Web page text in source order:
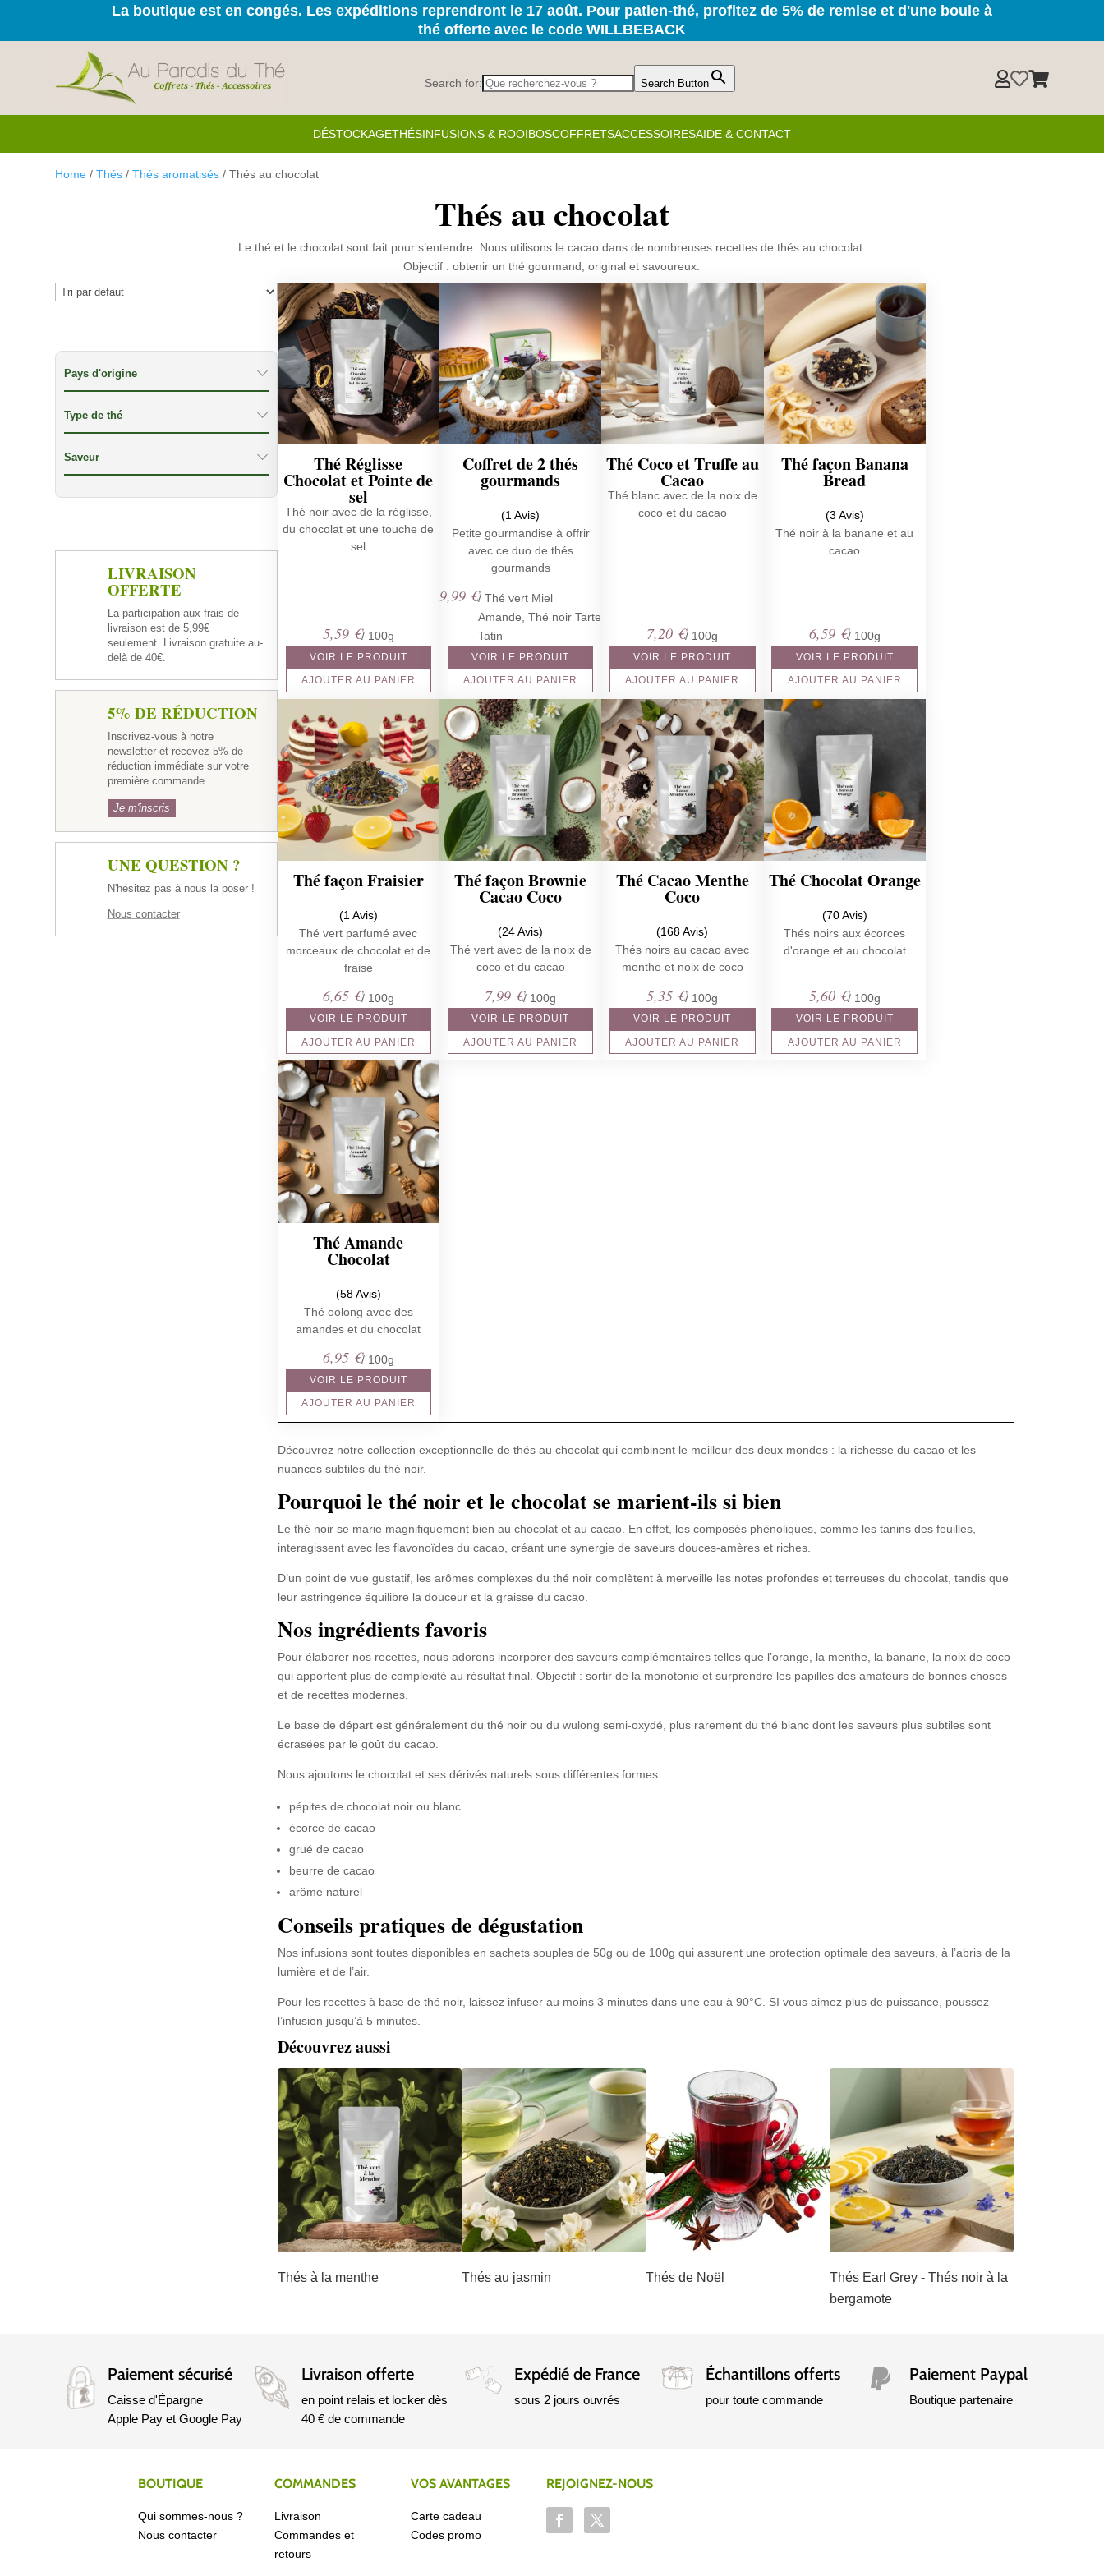
La boutique est en congés. Les expéditions reprendront le 17 août. Pour patien-thé, profitez de 5% de remise et d'une boule à
thé offerte avec le code WILLBEBACK
Search for: Search Button 
DÉSTOCKAGETHÉSINFUSIONS & ROOIBOSCOFFRETSACCESSOIRESAIDE & CONTACT
Home /Thés /Thés aromatisés / Thés au chocolat
Thés au chocolat
Le thé et le chocolat sont fait pour s’entendre. Nous utilisons le cacao dans de nombreuses recettes de thés au chocolat.
Objectif : obtenir un thé gourmand, original et savoureux.
Pays d'origine
Type de thé
Saveur
LIVRAISON
OFFERTE
La participation aux frais de
livraison est de 5,99€
seulement. Livraison gratuite au-
delà de 40€.
5% DE RÉDUCTION
Inscrivez-vous à notre
newsletter et recevez 5% de
réduction immédiate sur votre
première commande.
Je m'inscris
UNE QUESTION ?
N'hésitez pas à nous la poser !
Nous contacter
Thé Réglisse
Chocolat et Pointe de
sel
Thé noir avec de la réglisse,
du chocolat et une touche de
sel
5,59 €/ 100g
VOIR LE PRODUIT
AJOUTER AU PANIER
Coffret de 2 thés
gourmands
(1 Avis)
Petite gourmandise à offrir
avec ce duo de thés
gourmands
9,99 €/ Thé vert Miel
Amande, Thé noir Tarte
Tatin
VOIR LE PRODUIT
AJOUTER AU PANIER
Thé Coco et Truffe au
Cacao
Thé blanc avec de la noix de
coco et du cacao
7,20 €/ 100g
VOIR LE PRODUIT
AJOUTER AU PANIER
Thé façon Banana
Bread
(3 Avis)
Thé noir à la banane et au
cacao
6,59 €/ 100g
VOIR LE PRODUIT
AJOUTER AU PANIER
Thé façon Fraisier
(1 Avis)
Thé vert parfumé avec
morceaux de chocolat et de
fraise
6,65 €/ 100g
VOIR LE PRODUIT
AJOUTER AU PANIER
Thé façon Brownie
Cacao Coco
(24 Avis)
Thé vert avec de la noix de
coco et du cacao
7,99 €/ 100g
VOIR LE PRODUIT
AJOUTER AU PANIER
Thé Cacao Menthe
Coco
(168 Avis)
Thés noirs au cacao avec
menthe et noix de coco
5,35 €/ 100g
VOIR LE PRODUIT
AJOUTER AU PANIER
Thé Chocolat Orange
(70 Avis)
Thés noirs aux écorces
d'orange et au chocolat
5,60 €/ 100g
VOIR LE PRODUIT
AJOUTER AU PANIER
Thé Amande
Chocolat
(58 Avis)
Thé oolong avec des
amandes et du chocolat
6,95 €/ 100g
VOIR LE PRODUIT
AJOUTER AU PANIER
Découvrez notre collection exceptionnelle de thés au chocolat qui combinent le meilleur des deux mondes : la richesse du cacao et les
nuances subtiles du thé noir.
Pourquoi le thé noir et le chocolat se marient-ils si bien
Le thé noir se marie magnifiquement bien au chocolat et au cacao. En effet, les composés phénoliques, comme les tanins des feuilles,
interagissent avec les flavonoïdes du cacao, créant une synergie de saveurs douces-amères et riches.
D’un point de vue gustatif, les arômes complexes du thé noir complètent à merveille les notes profondes et terreuses du chocolat, tandis que
leur astringence équilibre la douceur et la graisse du cacao.
Nos ingrédients favoris
Pour élaborer nos recettes, nous adorons incorporer des saveurs complémentaires telles que l’orange, la menthe, la banane, la noix de coco
qui apportent plus de complexité au résultat final. Objectif : sortir de la monotonie et surprendre les papilles des amateurs de bonnes choses
et de recettes modernes.
Le base de départ est généralement du thé noir ou du wulong semi-oxydé, plus rarement du thé blanc dont les saveurs plus subtiles sont
écrasées par le goût du cacao.
Nous ajoutons le chocolat et ses dérivés naturels sous différentes formes :
pépites de chocolat noir ou blanc
écorce de cacao
grué de cacao
beurre de cacao
arôme naturel
Conseils pratiques de dégustation
Nos infusions sont toutes disponibles en sachets souples de 50g ou de 100g qui assurent une protection optimale des saveurs, à l’abris de la
lumière et de l’air.
Pour les recettes à base de thé noir, laissez infuser au moins 3 minutes dans une eau à 90°C. SI vous aimez plus de puissance, poussez
l’infusion jusqu’à 5 minutes.
Découvrez aussi
Thés à la menthe Thés au jasmin Thés de Noël
Thés Earl Grey - Thés noir à la
bergamote
Paiement sécurisé
Caisse d'Épargne
Apple Pay et Google Pay
Livraison offerte
en point relais et locker dès
40 € de commande
Expédié de France
sous 2 jours ouvrés
Échantillons offerts
pour toute commande
 Paiement Paypal
Boutique partenaire
BOUTIQUE
Qui sommes-nous ?
Nous contacter
COMMANDES
Livraison
Commandes et
retours
VOS AVANTAGES
Carte cadeau
Codes promo
REJOIGNEZ-NOUS